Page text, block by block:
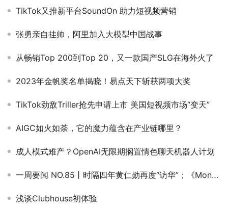
TikTok又推新平台SoundOn 助力短视频营销
张勇亲自挂帅，阿里加入大模型中国战事
从畅销Top 200到Top 20，又一款国产SLG在海外火了
2023年金帆奖名单揭晓！易点天下斩获两项大奖
TikTok劲敌Triller抢先申请上市 美国短视频市场“变天”
AIGC如火如荼，它的魔力蕴含在产业链哪里？
成人模式难产？OpenAI无限期搁置情色聊天机器人计划
一周要闻 NO.85丨时隔四年黄仁勋再度“访华”；《Monopoly Go!》流水破10亿美元；AI博主月入20万
浅谈Clubhouse初体验